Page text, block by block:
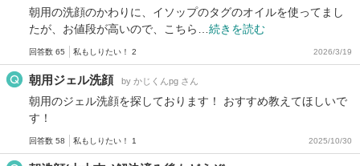
朝用の洗顔のかわりに、イソップのタグのオイルを使ってまし
たが、お値段が高いので、こちら… 続きを読む
回答数 65 私もしりたい！ 2 2026/3/19
朝用ジェル洗顔 by かじくんpg さん
朝用のジェル洗顔を探しております！ おすすめ教えてほしいで
す！
回答数 58 私もしりたい！ 1 2025/10/30